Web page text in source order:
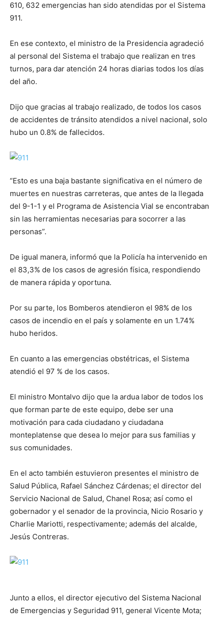
610, 632 emergencias han sido atendidas por el Sistema
911.
En ese contexto, el ministro de la Presidencia agradeció
al personal del Sistema el trabajo que realizan en tres
turnos, para dar atención 24 horas diarias todos los días
del año.
Dijo que gracias al trabajo realizado, de todos los casos
de accidentes de tránsito atendidos a nivel nacional, solo
hubo un 0.8% de fallecidos.
“Esto es una baja bastante significativa en el número de
muertes en nuestras carreteras, que antes de la llegada
del 9-1-1 y el Programa de Asistencia Vial se encontraban
sin las herramientas necesarias para socorrer a las
personas”.
De igual manera, informó que la Policía ha intervenido en
el 83,3% de los casos de agresión física, respondiendo
de manera rápida y oportuna.
Por su parte, los Bomberos atendieron el 98% de los
casos de incendio en el país y solamente en un 1.74%
hubo heridos.
En cuanto a las emergencias obstétricas, el Sistema
atendió el 97 % de los casos.
El ministro Montalvo dijo que la ardua labor de todos los
que forman parte de este equipo, debe ser una
motivación para cada ciudadano y ciudadana
monteplatense que desea lo mejor para sus familias y
sus comunidades.
En el acto también estuvieron presentes el ministro de
Salud Pública, Rafael Sánchez Cárdenas; el director del
Servicio Nacional de Salud, Chanel Rosa; así como el
gobernador y el senador de la provincia, Nicio Rosario y
Charlie Mariotti, respectivamente; además del alcalde,
Jesús Contreras.
Junto a ellos, el director ejecutivo del Sistema Nacional
de Emergencias y Seguridad 911, general Vicente Mota;